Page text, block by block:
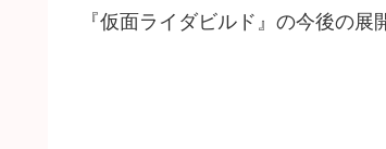
『仮面ライダビルド』の今後の展